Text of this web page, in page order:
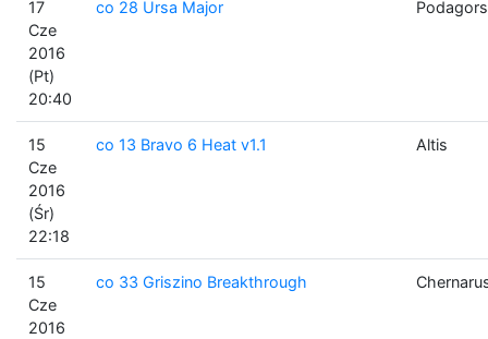
17
Cze
2016
(Pt)
20:40
co 28 Ursa Major
15
Cze
2016
(Śr)
22:18
co 13 Bravo 6 Heat v1.1 Altis
15
Cze
2016
co 33 Griszino Breakthrough